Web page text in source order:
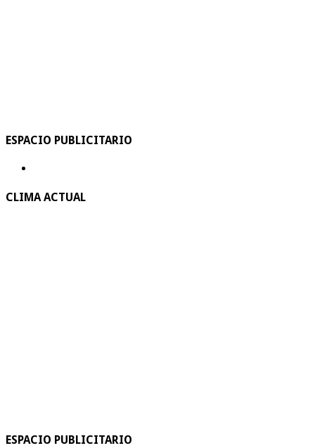
ESPACIO PUBLICITARIO
CLIMA ACTUAL
ESPACIO PUBLICITARIO